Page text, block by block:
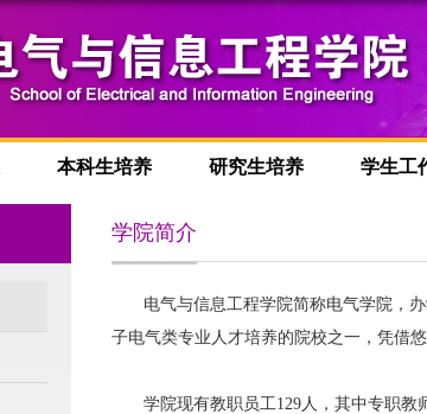
本科生培养 研究生培养 学生工
学院简介
电气与信息工程学院简称电气学院，
子电气类专业人才培养的院校之一，凭借
学院现有教职员工129人，其中专职教